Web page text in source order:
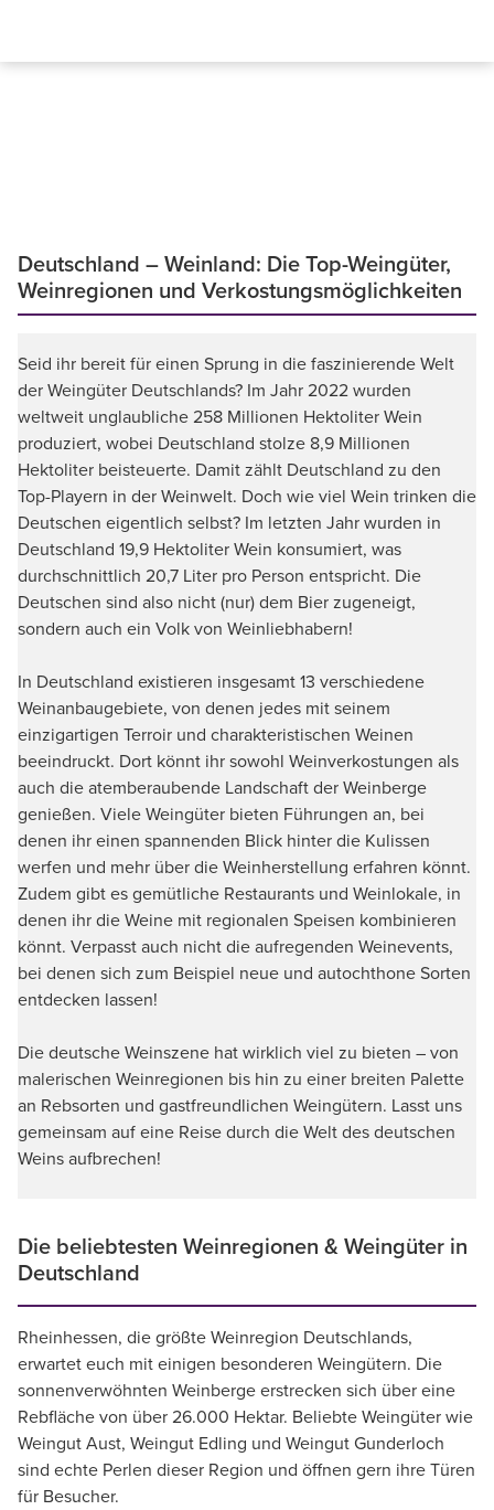
Deutschland – Weinland: Die Top-Weingüter,
Weinregionen und Verkostungsmöglichkeiten
Seid ihr bereit für einen Sprung in die faszinierende Welt
der Weingüter Deutschlands? Im Jahr 2022 wurden
weltweit unglaubliche 258 Millionen Hektoliter Wein
produziert, wobei Deutschland stolze 8,9 Millionen
Hektoliter beisteuerte. Damit zählt Deutschland zu den
Top-Playern in der Weinwelt. Doch wie viel Wein trinken die
Deutschen eigentlich selbst? Im letzten Jahr wurden in
Deutschland 19,9 Hektoliter Wein konsumiert, was
durchschnittlich 20,7 Liter pro Person entspricht. Die
Deutschen sind also nicht (nur) dem Bier zugeneigt,
sondern auch ein Volk von Weinliebhabern!
In Deutschland existieren insgesamt 13 verschiedene
Weinanbaugebiete, von denen jedes mit seinem
einzigartigen Terroir und charakteristischen Weinen
beeindruckt. Dort könnt ihr sowohl Weinverkostungen als
auch die atemberaubende Landschaft der Weinberge
genießen. Viele Weingüter bieten Führungen an, bei
denen ihr einen spannenden Blick hinter die Kulissen
werfen und mehr über die Weinherstellung erfahren könnt.
Zudem gibt es gemütliche Restaurants und Weinlokale, in
denen ihr die Weine mit regionalen Speisen kombinieren
könnt. Verpasst auch nicht die aufregenden Weinevents,
bei denen sich zum Beispiel neue und autochthone Sorten
entdecken lassen!
Die deutsche Weinszene hat wirklich viel zu bieten – von
malerischen Weinregionen bis hin zu einer breiten Palette
an Rebsorten und gastfreundlichen Weingütern. Lasst uns
gemeinsam auf eine Reise durch die Welt des deutschen
Weins aufbrechen!
Die beliebtesten Weinregionen & Weingüter in
Deutschland
Rheinhessen, die größte Weinregion Deutschlands,
erwartet euch mit einigen besonderen Weingütern. Die
sonnenverwöhnten Weinberge erstrecken sich über eine
Rebfläche von über 26.000 Hektar. Beliebte Weingüter wie
Weingut Aust, Weingut Edling und Weingut Gunderloch
sind echte Perlen dieser Region und öffnen gern ihre Türen
für Besucher.